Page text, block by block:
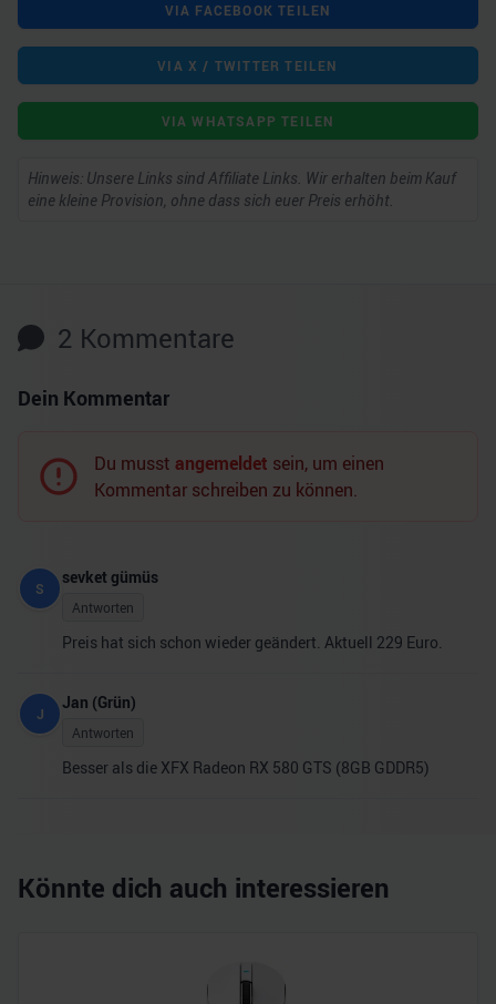
VIA FACEBOOK TEILEN
VIA X / TWITTER TEILEN
VIA WHATSAPP TEILEN
Hinweis: Unsere Links sind Affiliate Links. Wir erhalten beim Kauf
eine kleine Provision, ohne dass sich euer Preis erhöht.
2 Kommentare
Dein Kommentar
Du musst angemeldet sein, um einen
Kommentar schreiben zu können.
S
sevket gümüs
Antworten
Preis hat sich schon wieder geändert. Aktuell 229 Euro.
J
Jan (Grün)
Antworten
Besser als die XFX Radeon RX 580 GTS (8GB GDDR5)
Könnte dich auch interessieren